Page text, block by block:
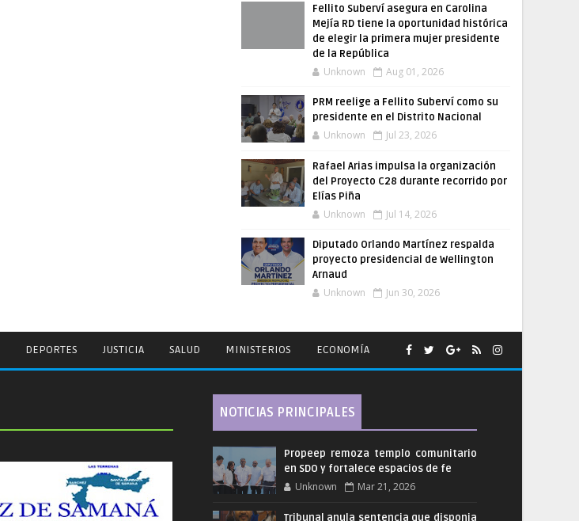
Fellito Suberví asegura en Carolina
Mejía RD tiene la oportunidad histórica
de elegir la primera mujer presidente
de la República
Unknown Aug 01, 2026
PRM reelige a Fellito Suberví como su
presidente en el Distrito Nacional
Unknown Jul 23, 2026
Rafael Arias impulsa la organización
del Proyecto C28 durante recorrido por
Elías Piña
Unknown Jul 14, 2026
Diputado Orlando Martínez respalda
proyecto presidencial de Wellington
Arnaud
Unknown Jun 30, 2026
DEPORTES JUSTICIA SALUD MINISTERIOS ECONOMÍA
NOTICIAS PRINCIPALES
Propeep remoza templo comunitario
en SDO y fortalece espacios de fe
Unknown Mar 21, 2026
Tribunal anula sentencia que disponia